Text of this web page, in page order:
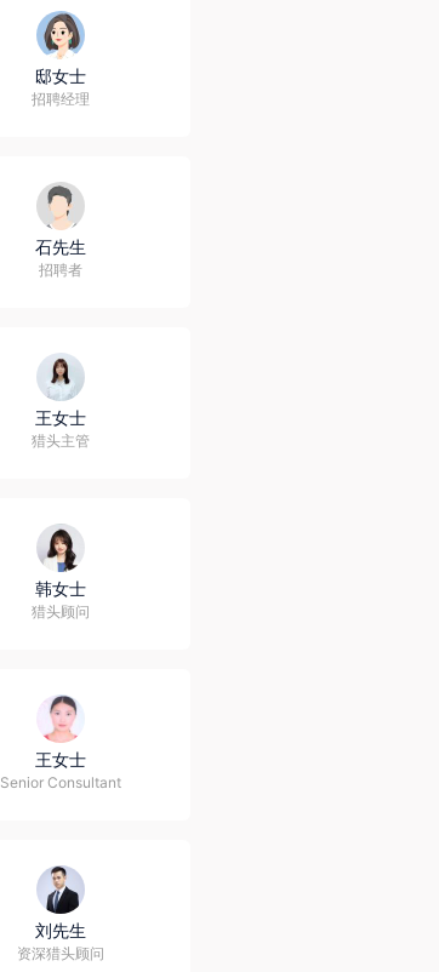
邸女士
招聘经理
石先生
招聘者
王女士
猎头主管
韩女士
猎头顾问
王女士
Senior Consultant
刘先生
资深猎头顾问